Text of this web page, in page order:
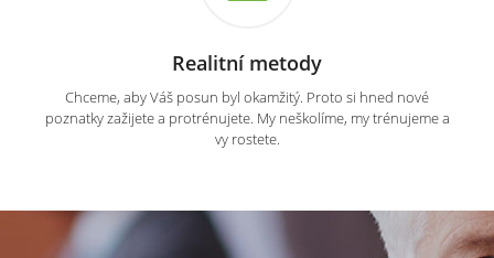
Realitní metody
Chceme, aby Váš posun byl okamžitý. Proto si hned nové
poznatky zažijete a protrénujete. My neškolíme, my trénujeme a
vy rostete.